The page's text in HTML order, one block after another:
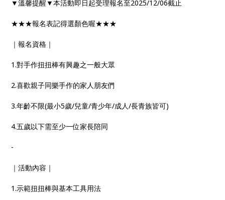
▼溫馨提醒▼本活動即日起受理報名至2025/12/06截止
★★★報名表記得選顏色喔★★★
｜報名資格｜
1.對手作扭扭棒有興趣之一般大眾
2.喜歡親子同樂手作的家人朋友們
3.年齡不限(最小5歲/兒童/青少年/成人/長青族皆可)
4.五歲以下需至少一位家長陪同
-
｜活動內容｜
1.示範扭扭棒與基本工具用法